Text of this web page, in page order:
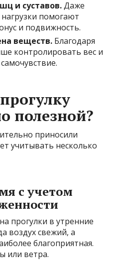
и суставов.Даже
помогают
и подвижность.
веществ. Благодаря
контролировать вес и
полезной?
приносили
учитывать несколько
с учетом
прогулки в утренние
воздух свежий, а
благоприятная.
или ветра.